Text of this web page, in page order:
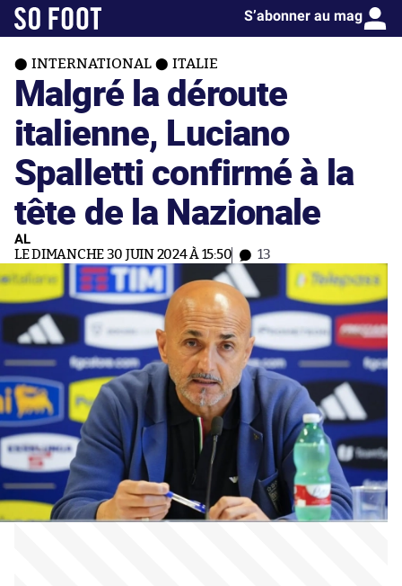
S’abonner au mag
INTERNATIONAL ITALIE
Malgré la déroute
italienne, Luciano
Spalletti confirmé à la
tête de la Nazionale
AL
LE DIMANCHE 30 JUIN 2024 À 15:50 13